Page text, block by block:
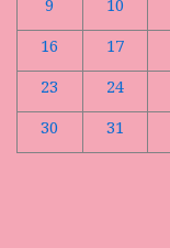
9
10
16
17
23
24
30
31